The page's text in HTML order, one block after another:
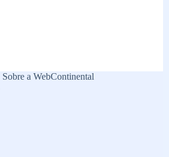
Sobre a WebContinental